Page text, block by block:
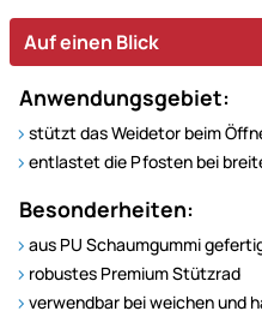
Auf einen Blick
Anwendungsgebiet:
stützt das Weidetor beim
entlastet die Pfosten bei
Besonderheiten:
aus PU Schaumgummi
robustes Premium Stützrad
verwendbar bei weichen und